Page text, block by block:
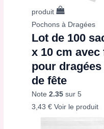
produit
Pochons à Dragées
Lot de 100
x 10 cm
pour
de fête
Note2.35 sur 5
3,43€ Voir le produit